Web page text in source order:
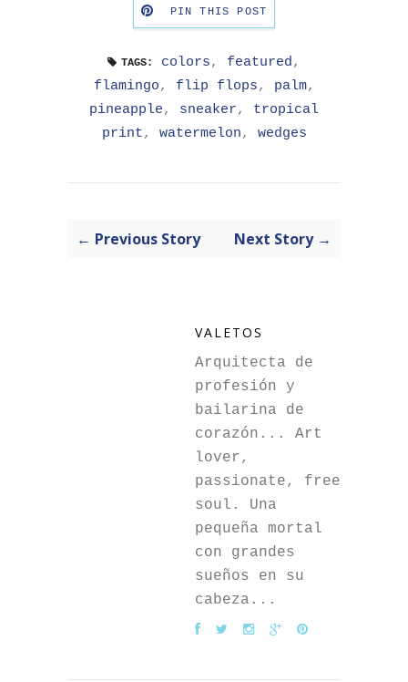
PIN THIS POST
TAGS: colors, featured,
flamingo, flip flops, palm,
pineapple, sneaker, tropical
print, watermelon, wedges
← Previous Story Next Story →
VALETOS
Arquitecta de
profesión y
bailarina de
corazón... Art
lover,
passionate, free
soul. Una
pequeña mortal
con grandes
sueños en su
cabeza...